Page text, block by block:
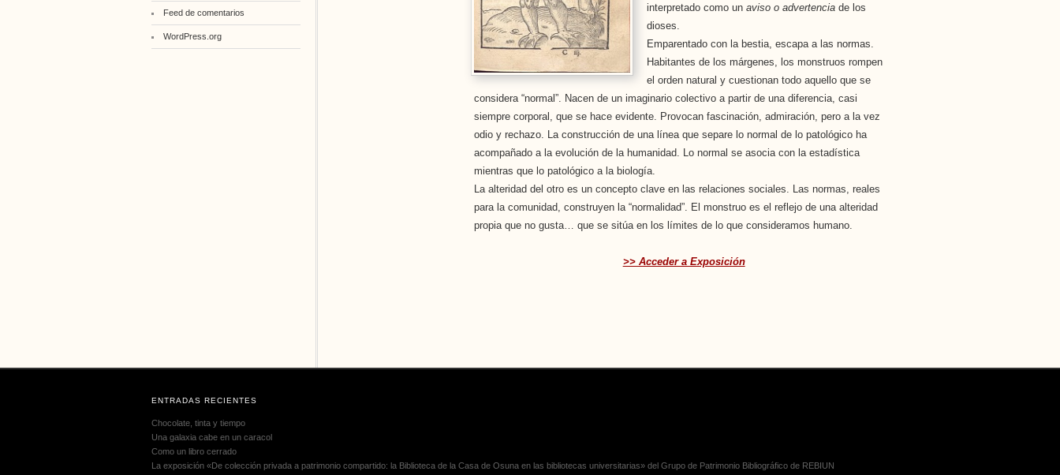
interpretado como unaviso o advertenciade los
dioses.
Emparentado con la bestia, escapa a las normas.
Habitantes de los márgenes, los monstruos rompen
el orden natural y cuestionan todo aquello que se
considera “normal”. Nacen de un imaginario colectivo a partir de una diferencia, casi
siempre corporal, que se hace evidente. Provocan fascinación, admiración, pero a la vez
odio y rechazo. La construcción de una línea que separe lo normal de lo patológico ha
acompañado a la evolución de la humanidad. Lo normal se asocia con la estadística
mientras que lo patológico a la biología.
La alteridad del otro es un concepto clave en las relaciones sociales. Las normas, reales
para la comunidad, construyen la “normalidad”. El monstruo es el reflejo de una alteridad
propia que no gusta… que se sitúa en los límites de lo que consideramos humano.
>> Acceder a Exposición
Feed de comentarios
WordPress.org
ENTRADAS RECIENTES
Chocolate, tinta y tiempo
Una galaxia cabe en un caracol
Como un libro cerrado
La exposición «De colección privada a patrimonio compartido: la Biblioteca de la Casa de Osuna en las bibliotecas universitarias» del Grupo de Patrimonio Bibliográfico de REBIUN